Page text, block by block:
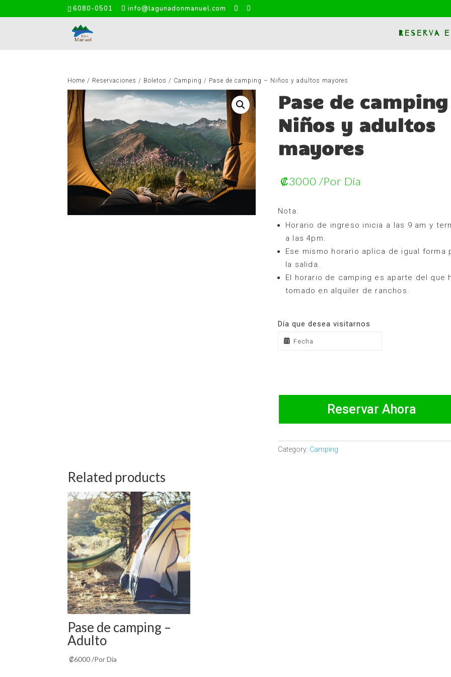
6080-0501 info@lagunadonmanuel.com
Reserva
Home / Reservaciones / Boletos / Camping / Pase de camping – Niños y adultos mayores
Pase de camping
Niños y adultos
mayores
₡3000 /Por Día
Nota:
Horario de ingreso inicia a las 9 am y
a las 4pm.
Ese mismo horario aplica de igual forma
la salida.
El horario de camping es aparte del que
tomado en alquiler de ranchos.
Día que desea visitarnos
Reservar Ahora
Category: Camping
Related products
Pase de camping –
Adulto
₡6000/Por Día